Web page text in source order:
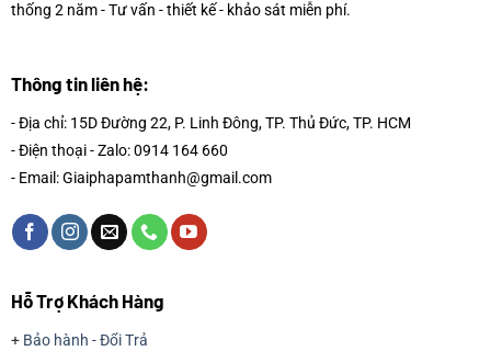
thống 2 năm - Tư vấn - thiết kế - khảo sát miễn phí.
Thông tin liên hệ:
- Địa chỉ: 15D Đường 22, P. Linh Đông, TP. Thủ Đức, TP. HCM
- Điện thoại - Zalo: 0914 164 660
- Email: Giaiphapamthanh@gmail.com
Hỗ Trợ Khách Hàng
+ Bảo hành - Đổi Trả